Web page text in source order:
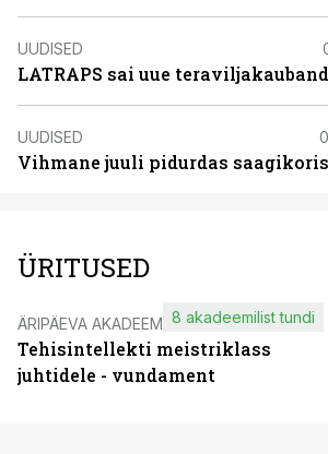
UUDISED
LATRAPS sai uue
UUDISED
Vihmane juuli pidurdas
ÜRITUSED
ÄRIPÄEVA AKADEEMIA
Tehisintellekti meistriklass
juhtidele - vundament
8 akadeemilist tundi